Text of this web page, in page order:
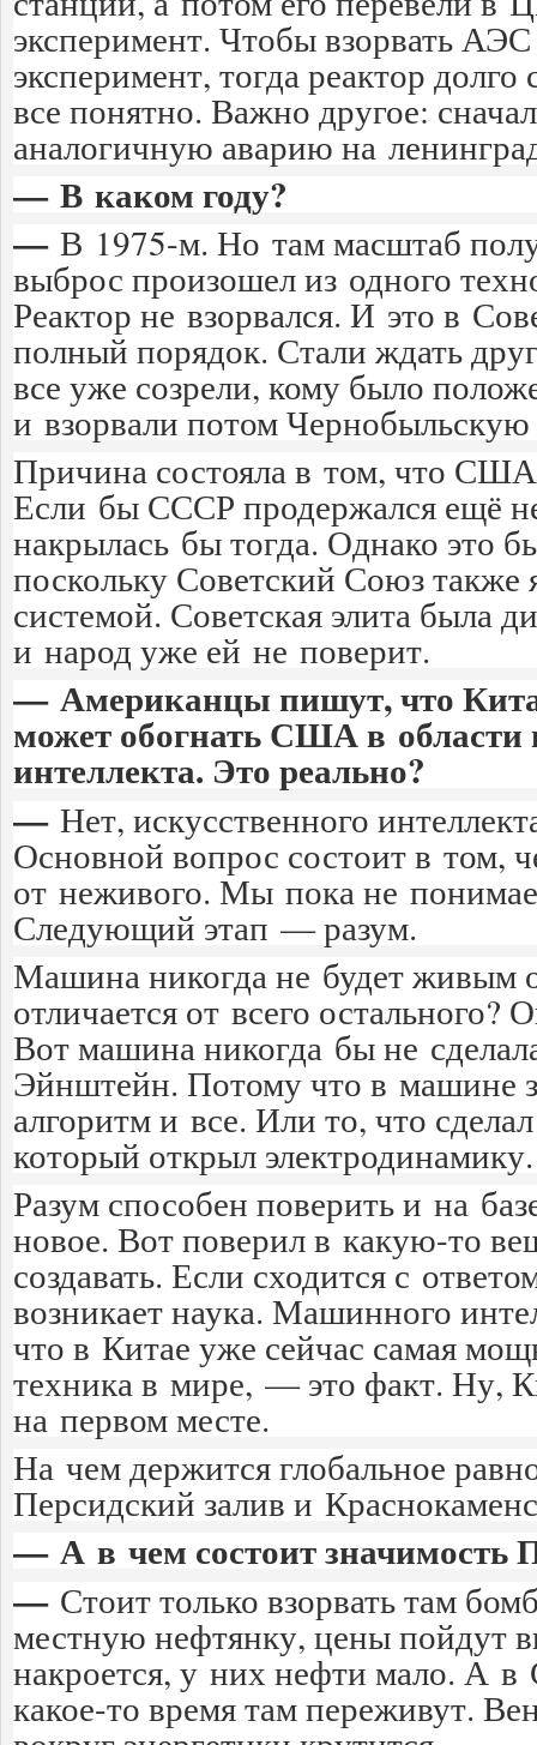
эксперимент. Чтобы взорвать АЭС
эксперимент, тогда реактор
все понятно. Важно другое:
аналогичную аварию на
— В каком году?
— В 1975-м. Но там масштаб
выброс произошел из одного
Реактор не взорвался. И это в
полный порядок. Стали ждать
все уже созрели, кому было
и взорвали потом
Причина состояла в том, что
Если бы СССР продержался ещё
накрылась бы тогда. Однако это
поскольку Советский Союз также
системой. Советская элита была
и народ уже ей не поверит.
— Американцы пишут, что
может обогнать США в области
интеллекта. Это реально?
— Нет, искусственного
Основной вопрос состоит в том,
от неживого. Мы пока не
Следующий этап — разум.
Машина никогда не будет живым
отличается от всего остального?
Вот машина никогда бы не
Эйнштейн. Потому что в машине
алгоритм и все. Или то, что
который открыл электродинамику.
Разум способен поверить и на
новое. Вот поверил в какую-то
создавать. Если сходится с
возникает наука. Машинного
что в Китае уже сейчас самая
техника в мире, — это факт. Ну,
на первом месте.
На чем держится глобальное
Персидский залив и
— А в чем состоит значимость
— Стоит только взорвать там
местную нефтянку, цены пойдут
накроется, у них нефти мало. А
какое-то время там переживут.